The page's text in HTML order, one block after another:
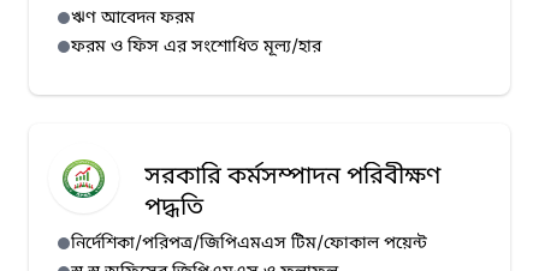
ঋণ আবেদন ফরম
ফরম ও ফিস এর সংশোধিত মূল্য/হার
সরকারি কর্মসম্পাদন পরিবীক্ষণ
পদ্ধতি
নির্দেশিকা/পরিপত্র/জিপিএমএস টিম/ফোকাল পয়েন্ট